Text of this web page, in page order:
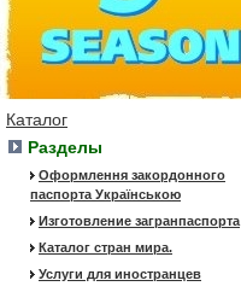
Каталог
Разделы
Оформлення закордонного
паспорта Українською
Изготовление загранпаспорта
Каталог стран мира.
Услуги для иностранцев